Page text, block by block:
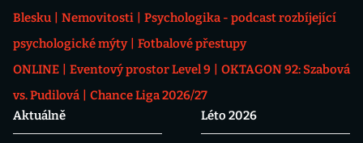
Blesku
Nemovitosti
Psychologika - podcast rozbíjející
psychologické mýty
Fotbalové přestupy
ONLINE
Eventový prostor Level 9
OKTAGON 92: Szabová
vs. Pudilová
Chance Liga 2026/27
Aktuálně
Léto 2026